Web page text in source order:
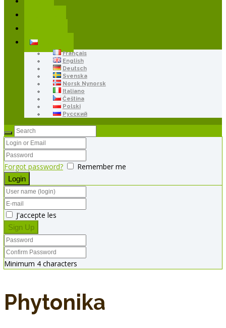
Français
English
Deutsch
Svenska
Norsk Nynorsk
Italiano
Čeština
Polski
Русский
Forgot password? Remember me
J'accepte les
Minimum 4 characters
Phytonika